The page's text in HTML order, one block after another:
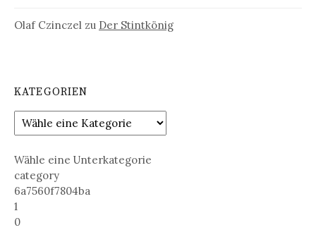
Olaf Czinczel zu Der Stintkönig
KATEGORIEN
Wähle eine Unterkategorie
category
6a7560f7804ba
1
0